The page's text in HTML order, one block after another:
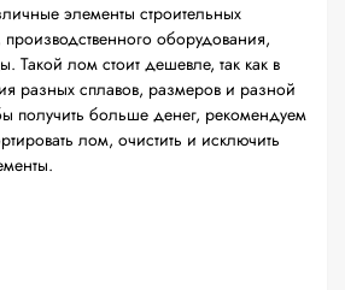
элементы строительных
оборудования,
Такой лом стоит дешевле, так как в
разных сплавов, размеров и разной
получить больше денег, рекомендуем
лом, очистить и исключить